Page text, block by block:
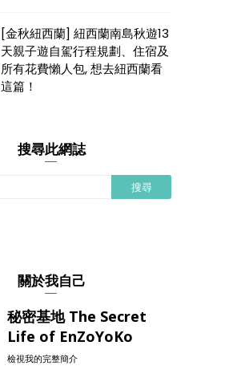
[金秋紐西蘭] 紐西蘭南島秋遊13
天親子遊自駕行程規劃、住宿及
所有花費懶人包, 想去紐西蘭看
這篇！
搜尋此網誌
關於我自己
秘密基地 The Secret
Life of EnZoYoKo
檢視我的完整簡介